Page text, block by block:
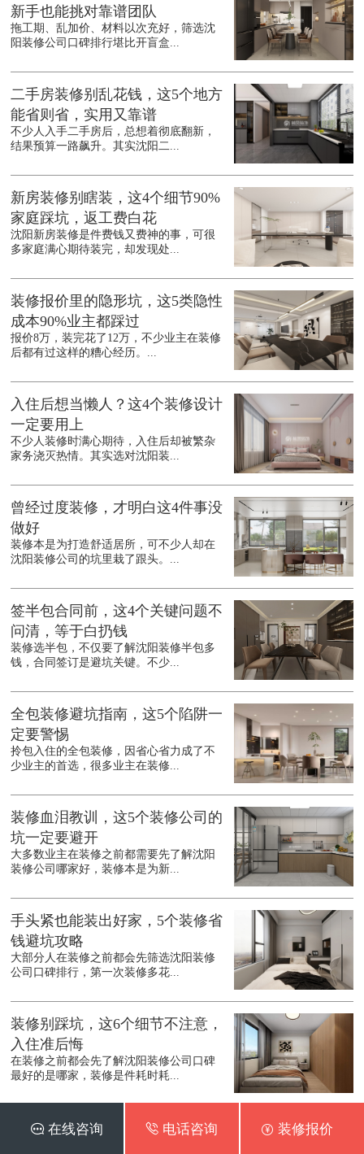
新手也能挑对靠谱团队
拖工期、乱加价、材料以次充好，筛选沈
阳装修公司口碑排行堪比开盲盒...
二手房装修别乱花钱，这5个地方
能省则省，实用又靠谱
不少人入手二手房后，总想着彻底翻新，
结果预算一路飙升。其实沈阳二...
新房装修别瞎装，这4个细节90%
家庭踩坑，返工费白花
沈阳新房装修是件费钱又费神的事，可很
多家庭满心期待装完，却发现处...
装修报价里的隐形坑，这5类隐性
成本90%业主都踩过
报价8万，装完花了12万，不少业主在装修
后都有过这样的糟心经历。...
入住后想当懒人？这4个装修设计
一定要用上
不少人装修时满心期待，入住后却被繁杂
家务浇灭热情。其实选对沈阳装...
曾经过度装修，才明白这4件事没
做好
装修本是为打造舒适居所，可不少人却在
沈阳装修公司的坑里栽了跟头。...
签半包合同前，这4个关键问题不
问清，等于白扔钱
装修选半包，不仅要了解沈阳装修半包多
钱，合同签订是避坑关键。不少...
全包装修避坑指南，这5个陷阱一
定要警惕
拎包入住的全包装修，因省心省力成了不
少业主的首选，很多业主在装修...
装修血泪教训，这5个装修公司的
坑一定要避开
大多数业主在装修之前都需要先了解沈阳
装修公司哪家好，装修本是为新...
手头紧也能装出好家，5个装修省
钱避坑攻略
大部分人在装修之前都会先筛选沈阳装修
公司口碑排行，第一次装修多花...
装修别踩坑，这6个细节不注意，
入住准后悔
在装修之前都会先了解沈阳装修公司口碑
最好的是哪家，装修是件耗时耗...
二手房要怎么装修？这5个诀窍请
 在线咨询  电话咨询  装修报价